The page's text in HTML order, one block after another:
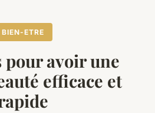
BIEN-ETRE
pour avoir une
efficace et